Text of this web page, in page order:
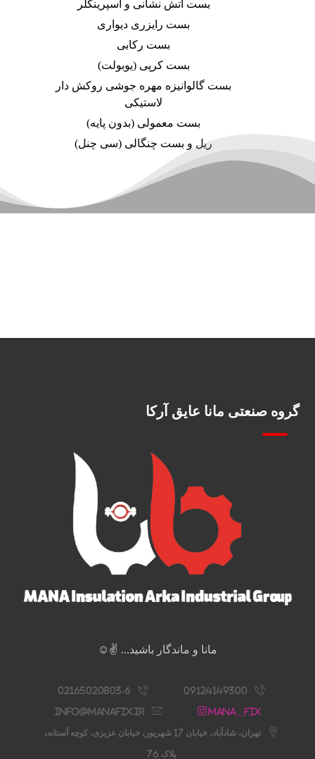
بست آتش نشانی و اسپرینکلر
بست رایزری دیواری
بست رکابی
بست کرپی (یوبولت)
بست گالوانیزه مهره جوشی روکش دار
لاستیکی
بست معمولی (بدون پایه)
ریل و بست چنگالی (سی چنل)
گروه صنعتی مانا عایق آرکا
مانا و ماندگار باشید... ✌️☺️
09124149300
02165020803-6
Mana__fix
info@manafix.ir
تهران، شادآباد، خیابان 17 شهریور، خیابان عزیزی، کوچه آستانه،
پلاک 76